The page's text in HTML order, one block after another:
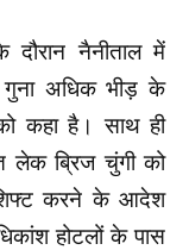
नैनीताल में
गुना अधिक भीड़ के
कहा है। साथ ही
लेक ब्रिज चुंगी को
शिफ्ट करने के आदेश
होटलों के पास